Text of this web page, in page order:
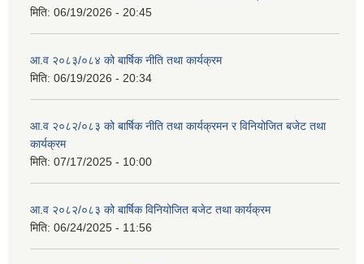
मिति: 06/19/2026 - 20:45
आ.व २०८३/०८४ को बार्षिक नीति तथा कार्यक्रम
मिति: 06/19/2026 - 20:34
आ.व २०८२/०८३ को बार्षिक नीति तथा कार्यक्रमन र विनियोजित बजेट तथा
कार्यक्रम
मिति: 07/17/2025 - 10:00
आ.व २०८२/०८३ को बार्षिक विनियोजित बजेट तथा कार्यक्रम
मिति: 06/24/2025 - 11:56